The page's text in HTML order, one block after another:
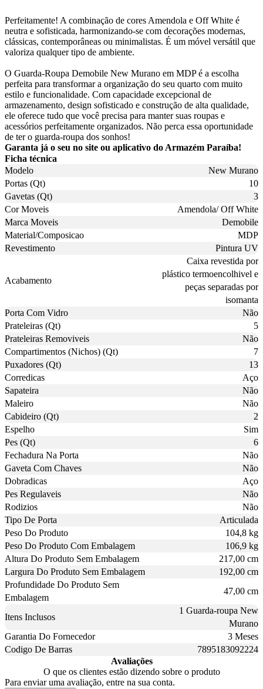
Perfeitamente! A combinação de cores Amendola e Off White é
neutra e sofisticada, harmonizando-se com decorações modernas,
clássicas, contemporâneas ou minimalistas. É um móvel versátil que
valoriza qualquer tipo de ambiente.
O Guarda-Roupa Demobile New Murano em MDP é a escolha
perfeita para transformar a organização do seu quarto com muito
estilo e funcionalidade. Com capacidade excepcional de
armazenamento, design sofisticado e construção de alta qualidade,
ele oferece tudo que você precisa para manter suas roupas e
acessórios perfeitamente organizados. Não perca essa oportunidade
de ter o guarda-roupa dos sonhos!
Garanta já o seu no site ou aplicativo do Armazém Paraíba!
Ficha técnica
Modelo
New Murano
Portas (Qt)
10
Gavetas (Qt)
3
Cor Moveis
Amendola/ Off White
Marca Moveis
Demobile
Material/Composicao
MDP
Revestimento
Pintura UV
Acabamento
Caixa revestida por
plástico termoencolhivel e
peças separadas por
isomanta
Porta Com Vidro
Não
Prateleiras (Qt)
5
Prateleiras Removiveis
Não
Compartimentos (Nichos) (Qt)
7
Puxadores (Qt)
13
Corredicas
Aço
Sapateira
Não
Maleiro
Não
Cabideiro (Qt)
2
Espelho
Sim
Pes (Qt)
6
Fechadura Na Porta
Não
Gaveta Com Chaves
Não
Dobradicas
Aço
Pes Regulaveis
Não
Rodizios
Não
Tipo De Porta
Articulada
Peso Do Produto
104,8 kg
Peso Do Produto Com Embalagem
106,9 kg
Altura Do Produto Sem Embalagem
217,00 cm
Largura Do Produto Sem Embalagem
192,00 cm
Profundidade Do Produto Sem
Embalagem
47,00 cm
Itens Inclusos
1 Guarda-roupa New
Murano
Garantia Do Fornecedor
3 Meses
Codigo De Barras
7895183092224
Avaliações
O que os clientes estão dizendo sobre o produto
Para enviar uma avaliação, entre na sua conta.